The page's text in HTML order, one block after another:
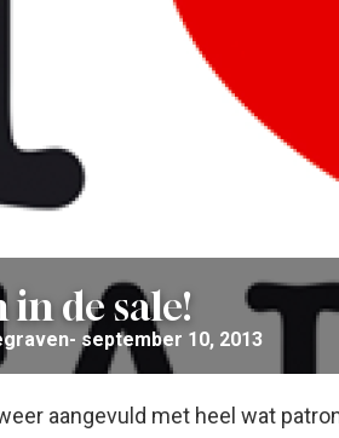
in de sale!
september 10, 2013
aangevuld met heel wat